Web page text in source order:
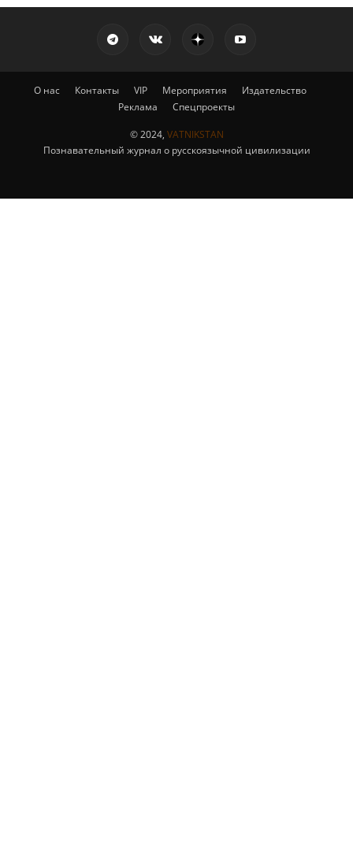
О нас Контакты VIP Мероприятия
Издательство
Реклама
Спецпроекты
© 2024, VATNIKSTAN
Познавательный журнал о русскоязычной цивилизации